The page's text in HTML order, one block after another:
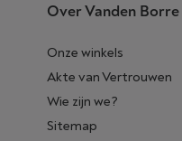
Over Vanden Borre
Onze winkels
Akte van Vertrouwen
Wie zijn we?
Sitemap